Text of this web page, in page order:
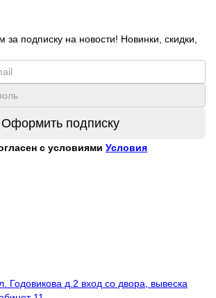
подписку на новости! Новинки, скидки,
Оформить подписку
с условиями Условия
Годовикова д.2 вход со двора, вывеска